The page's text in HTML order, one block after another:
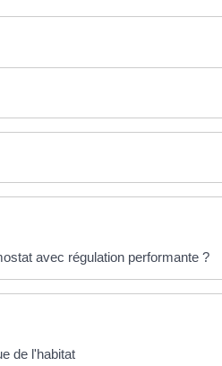
avec régulation performante ?
de l'habitat